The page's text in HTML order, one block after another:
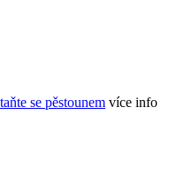
se pěstounem více info